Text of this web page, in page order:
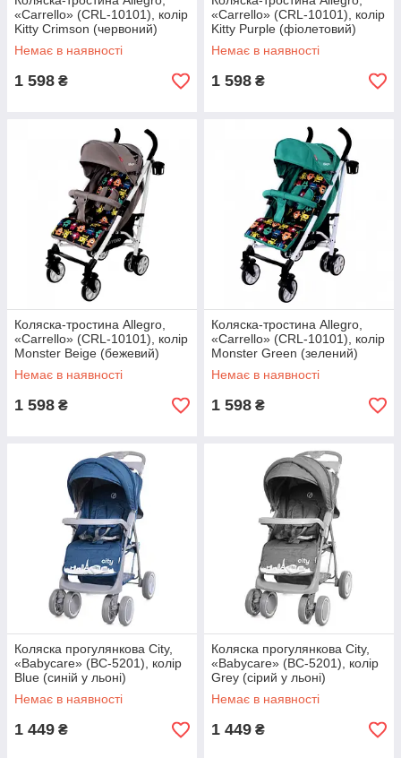
«Carrello» (CRL-10101), колір
Kitty Crimson (червоний)
Немає в наявності
1 598 ₴
«Carrello» (CRL-10101), колір
Kitty Purple (фіолетовий)
Немає в наявності
1 598 ₴
Коляска-тростина Allegro,
«Carrello» (CRL-10101), колір
Monster Beige (бежевий)
Немає в наявності
1 598 ₴
Коляска-тростина Allegro,
«Carrello» (CRL-10101), колір
Monster Green (зелений)
Немає в наявності
1 598 ₴
Коляска прогулянкова City,
«Babycare» (BC-5201), колір
Blue (синій у льоні)
Немає в наявності
1 449 ₴
Коляска прогулянкова City,
«Babycare» (BC-5201), колір
Grey (сірий у льоні)
Немає в наявності
1 449 ₴